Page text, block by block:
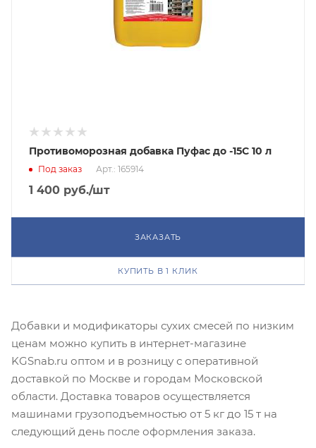
Противоморозная добавка Пуфас до -15С 10 л
Под заказ Арт.: 165914
1 400 руб./шт
ЗАКАЗАТЬ
КУПИТЬ В 1 КЛИК
Добавки и модификаторы сухих смесей по низким
ценам можно купить в интернет-магазине
KGSnab.ru оптом и в розницу с оперативной
доставкой по Москве и городам Московской
области. Доставка товаров осуществляется
машинами грузоподъемностью от 5 кг до 15 т на
следующий день после оформления заказа.